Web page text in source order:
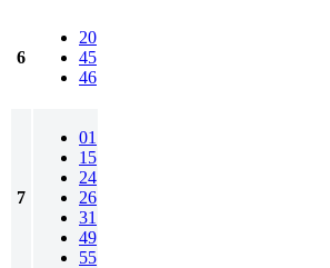
6
20
45
46
7
01
15
24
26
31
49
55